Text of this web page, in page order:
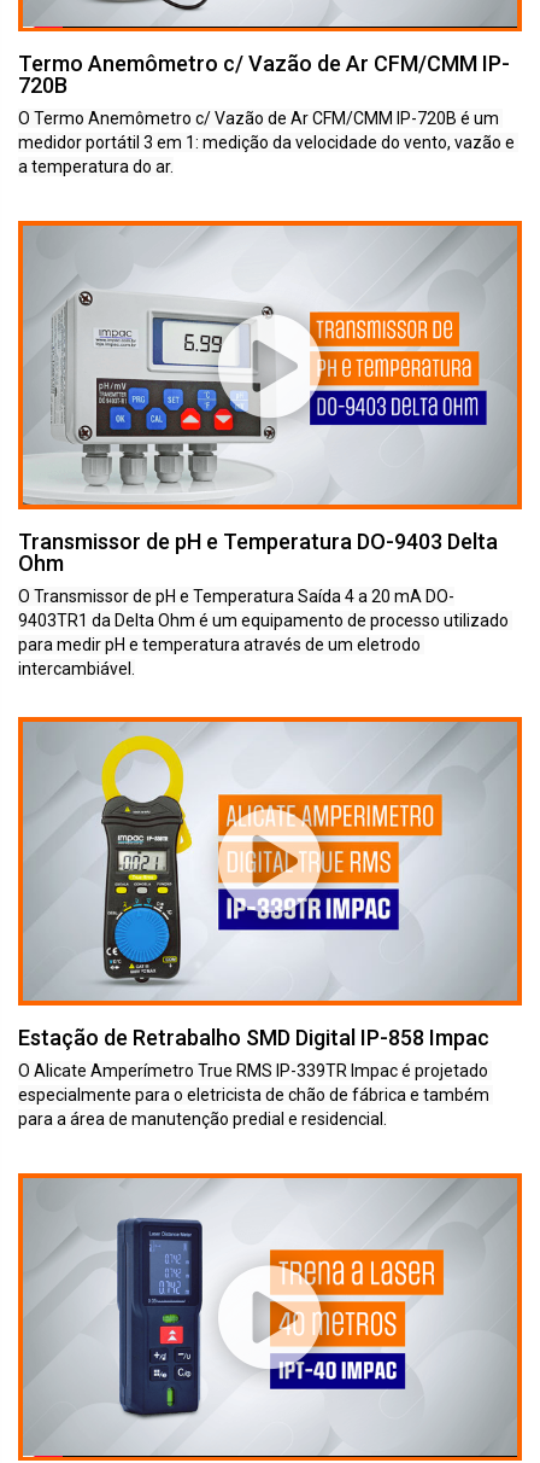
Termo Anemômetro c/ Vazão de Ar CFM/CMM IP-
720B
O Termo Anemômetro c/ Vazão de Ar CFM/CMM IP-720B é um
medidor portátil 3 em 1: medição da velocidade do vento, vazão e
a temperatura do ar.
Transmissor de pH e Temperatura DO-9403 Delta
Ohm
O Transmissor de pH e Temperatura Saída 4 a 20 mA DO-
9403TR1 da Delta Ohm é um equipamento de processo utilizado
para medir pH e temperatura através de um eletrodo
intercambiável.
Estação de Retrabalho SMD Digital IP-858 Impac
O Alicate Amperímetro True RMS IP-339TR Impac é projetado
especialmente para o eletricista de chão de fábrica e também
para a área de manutenção predial e residencial.